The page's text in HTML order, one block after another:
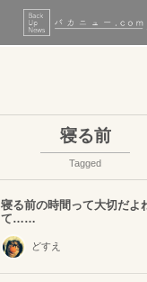
寝る前
Tagged
寝る前の時間って大切だよ
て……
どすえ